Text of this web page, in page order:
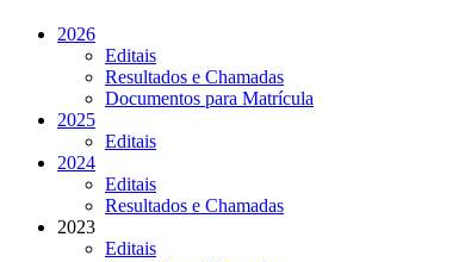
2026
Editais
Resultados e Chamadas
Documentos para Matrícula
2025
Editais
2024
Editais
Resultados e Chamadas
2023
Editais